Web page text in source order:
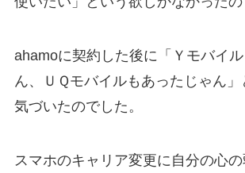
ahamoに契約した後に「Ｙモバイ
ん、ＵＱモバイルもあったじゃん
気づいたのでした。
スマホのキャリア変更に自分の心